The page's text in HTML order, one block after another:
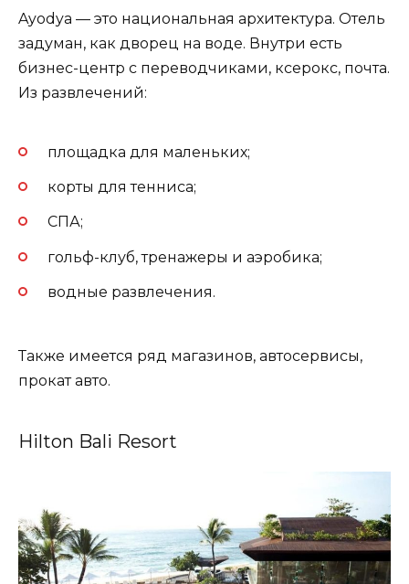
Ayodya — это национальная архитектура. Отель
задуман, как дворец на воде. Внутри есть
бизнес-центр с переводчиками, ксерокс, почта.
Из развлечений:
площадка для маленьких;
корты для тенниса;
СПА;
гольф-клуб, тренажеры и аэробика;
водные развлечения.
Также имеется ряд магазинов, автосервисы,
прокат авто.
Hilton Bali Resort